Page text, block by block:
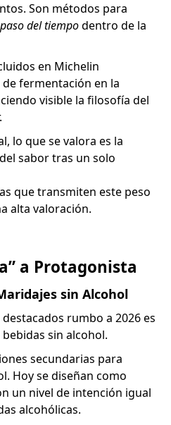
Son métodos para
paso del tiempodentro de la
en Michelin
fermentación en la
visible la filosofía del
lo que se valora es la
sabor tras un solo
que transmiten este peso
alta valoración.
a Protagonista
sin Alcohol
rumbo a 2026 es
sin alcohol.
secundarias para
Hoy se diseñan como
un nivel de intención igual
alcohólicas.